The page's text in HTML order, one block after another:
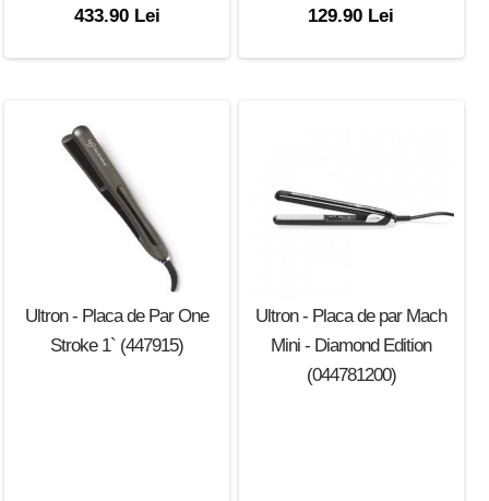
433.90 Lei 129.90 Lei
Ultron - Placa de Par One
Stroke 1` (447915)
Ultron - Placa de par Mach
Mini - Diamond Edition
(044781200)